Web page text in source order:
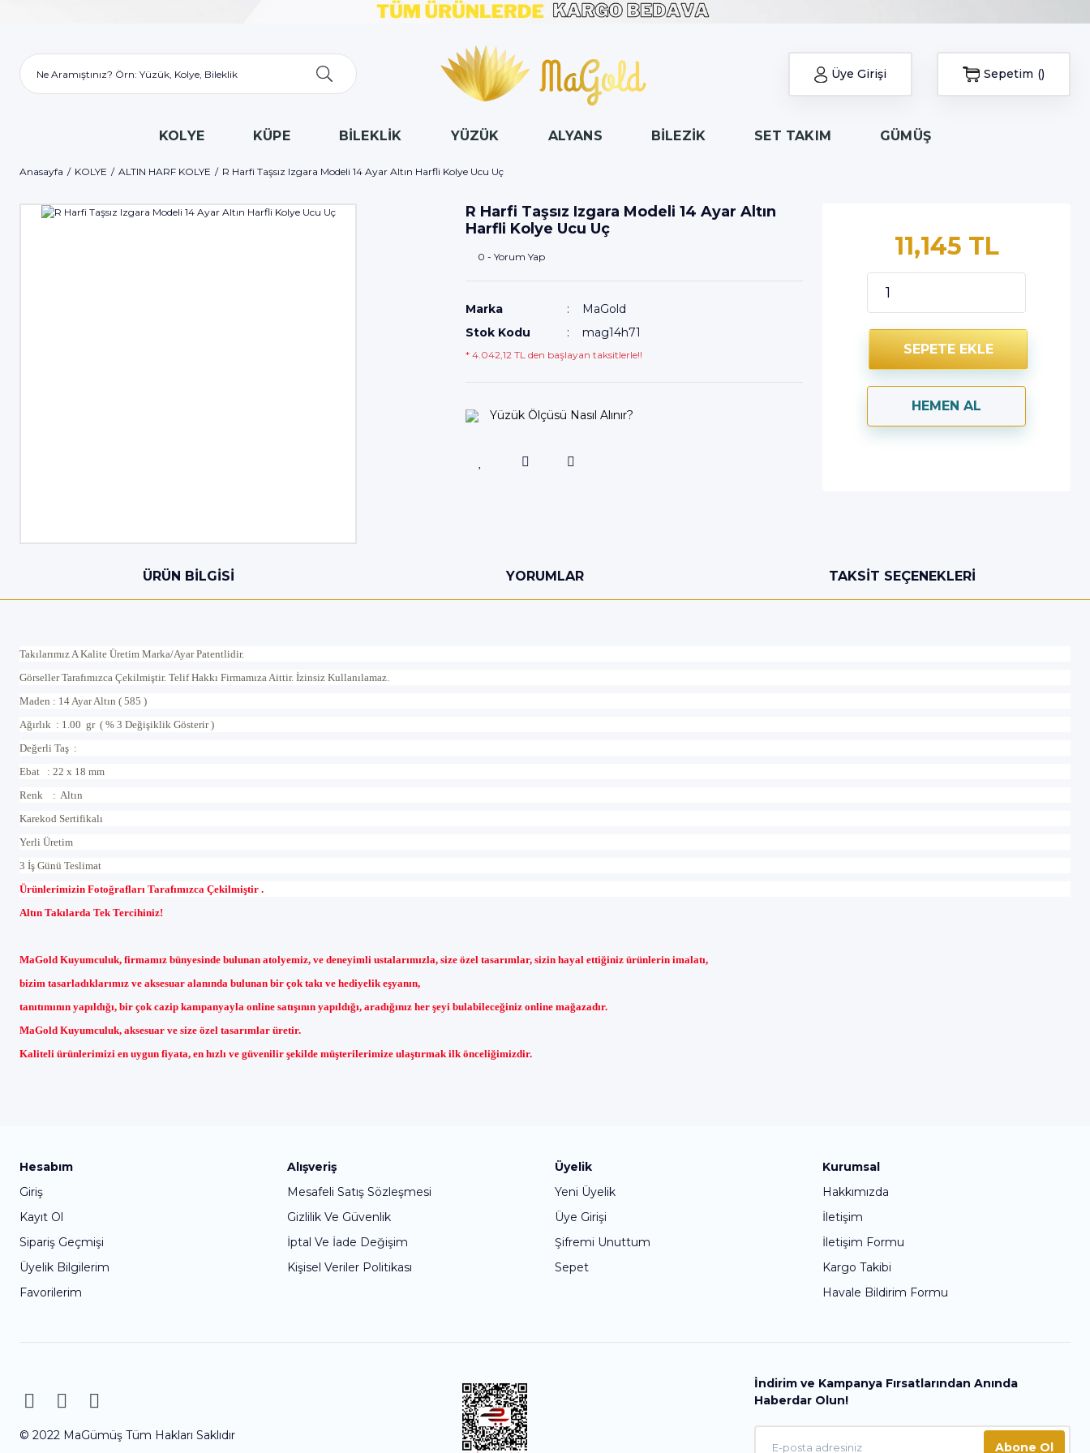
Üye Girişi Sepetim
KOLYE KÜPE BİLEKLİK YÜZÜK ALYANS BİLEZİK SET TAKIM GÜMÜŞ
Anasayfa KOLYE ALTIN HARF KOLYE R Harfi Taşsız Izgara Modeli 14 Ayar Altın Harfli Kolye Ucu Uç
R Harfi Taşsız Izgara Modeli 14 Ayar Altın
Harfli Kolye Ucu Uç
0 - Yorum Yap
Marka
MaGold
Stok Kodu
mag14h71
* 4.042,12 TL den başlayan taksitlerle!!
Yüzük Ölçüsü Nasıl Alınır?
11,145 TL
SEPETE EKLE
HEMEN AL
ÜRÜN BILGISI YORUMLAR TAKSIT SEÇENEKLERI
Takılarımız A Kalite Üretim Marka/Ayar Patentlidir.
Görseller Tarafımızca Çekilmiştir. Telif Hakkı Firmamıza Aittir. İzinsiz Kullanılamaz.
Maden : 14 Ayar Altın ( 585 )
Ağırlık : 1.00 gr ( % 3 Değişiklik Gösterir )
Değerli Taş :
Ebat : 22 x 18 mm
Renk : Altın
Karekod Sertifikalı
Yerli Üretim
3 İş Günü Teslimat
Ürünlerimizin Fotoğrafları Tarafımızca Çekilmiştir .
Altın Takılarda Tek Tercihiniz!
MaGold Kuyumculuk, firmamız bünyesinde bulunan atolyemiz, ve deneyimli ustalarımızla, size özel tasarımlar, sizin hayal ettiğiniz ürünlerin imalatı,
bizim tasarladıklarımız ve aksesuar alanında bulunan bir çok takı ve hediyelik eşyanın,
tanıtımının yapıldığı, bir çok cazip kampanyayla online satışının yapıldığı, aradığınız her şeyi bulabileceğiniz online mağazadır.
MaGold Kuyumculuk, aksesuar ve size özel tasarımlar üretir.
Kaliteli ürünlerimizi en uygun fiyata, en hızlı ve güvenilir şekilde müşterilerimize ulaştırmak ilk önceliğimizdir.
Yorum Yaz
Hesabım
Giriş
Kayıt Ol
Sipariş Geçmişi
Üyelik Bilgilerim
Favorilerim
Alışveriş
Mesafeli Satış Sözleşmesi
Gizlilik Ve Güvenlik
İptal Ve İade Değişim
Kişisel Veriler Politikası
Üyelik
Yeni Üyelik
Üye Girişi
Şifremi Unuttum
Sepet
Kurumsal
Hakkımızda
İletişim
İletişim Formu
Kargo Takibi
Havale Bildirim Formu
© 2022 MaGümüş Tüm Hakları Saklıdır
İndirim ve Kampanya Fırsatlarından Anında
Haberdar Olun!
Abone Ol